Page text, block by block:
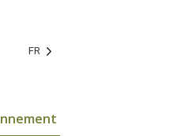
Facebook
Instagram
FR